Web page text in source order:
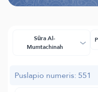
Sūra Al-
Mumtachinah
Puslapio numeris: 551